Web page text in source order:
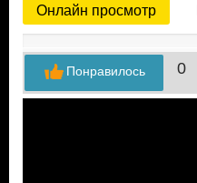
Онлайн просмотр
0
Понравилось